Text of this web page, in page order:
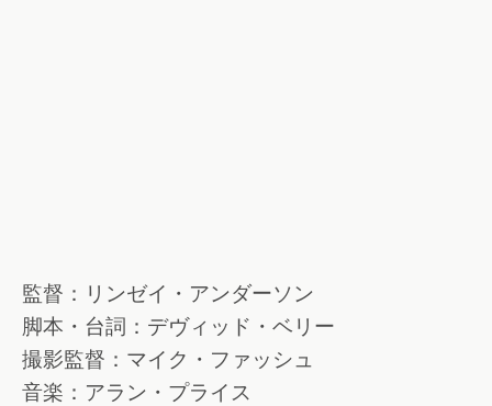
監督：リンゼイ・アンダーソン
脚本・台詞：デヴィッド・ベリー
撮影監督：マイク・ファッシュ
音楽：アラン・プライス